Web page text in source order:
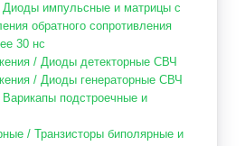
импульсные и матрицы с
обратного сопротивления
30 нс
/ Диоды детекторные СВЧ
/ Диоды генераторные СВЧ
подстроечные и
/ Транзисторы биполярные и